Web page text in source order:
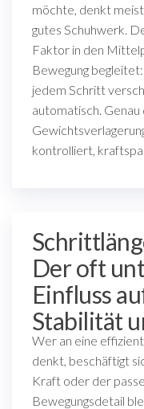
möchte, denkt
gutes Schuhwerk.
Faktor in den
Bewegung
jedem Schritt
automatisch.
kontrolliert,
Der oft
Einfluss
Stabilität
Wer an eine
denkt, beschäftigt
Kraft oder der
Bewegungsdetail